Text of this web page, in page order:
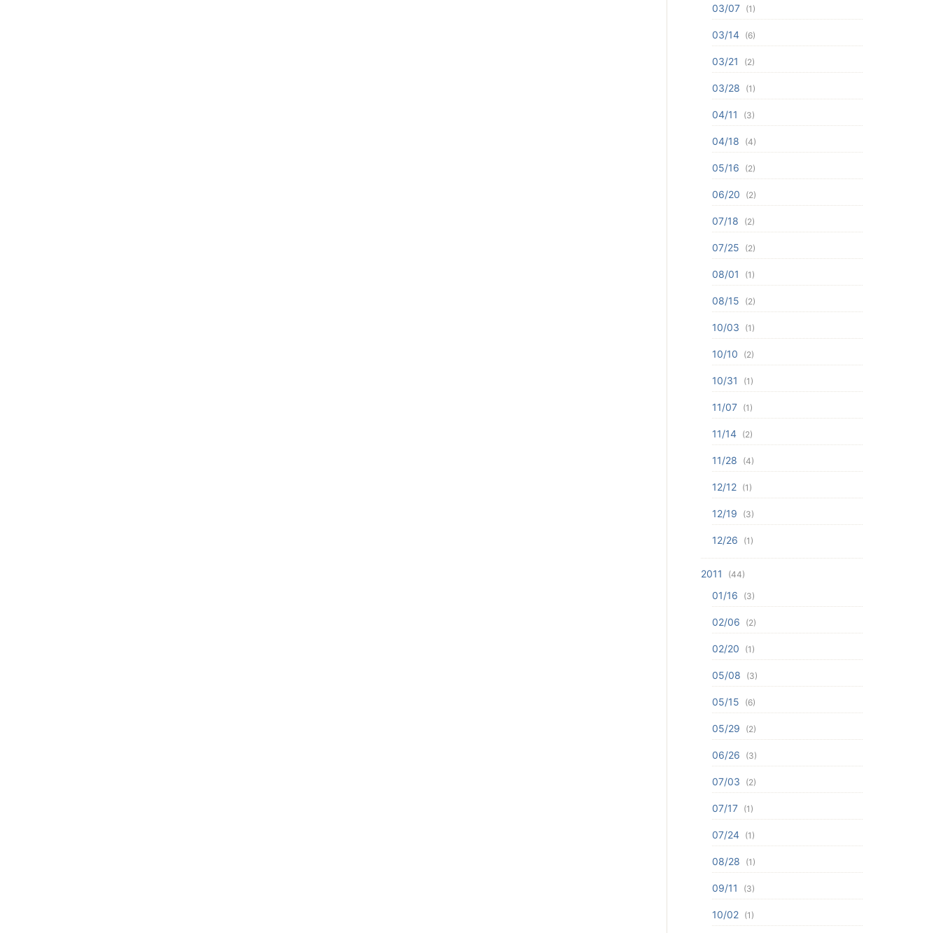
03/07 (1)
03/14 (6)
03/21 (2)
03/28 (1)
04/11 (3)
04/18 (4)
05/16 (2)
06/20 (2)
07/18 (2)
07/25 (2)
08/01 (1)
08/15 (2)
10/03 (1)
10/10 (2)
10/31 (1)
11/07 (1)
11/14 (2)
11/28 (4)
12/12 (1)
12/19 (3)
12/26 (1)
2011 (44)
01/16 (3)
02/06 (2)
02/20 (1)
05/08 (3)
05/15 (6)
05/29 (2)
06/26 (3)
07/03 (2)
07/17 (1)
07/24 (1)
08/28 (1)
09/11 (3)
10/02 (1)